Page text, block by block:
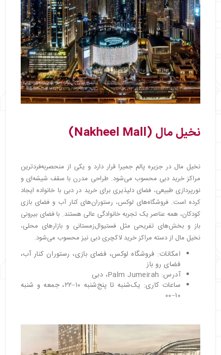
نخیل مال (Nakheel Mall)
نخیل مال در جزیره پالم جمیرا قرار دارد و یکی از منحصربه‌فردترین
مراکز خرید دبی محسوب می‌شود. طراحی مدرن با سقف شیشه‌ای و
نورپردازی طبیعی، فضای دلپذیری برای خرید در دبی با خانواده ایجاد
کرده است. فروشگاه‌های لوکس، رستوران‌های کنار آب و فضای بازی
کودکان، همه عناصر یک تجربه خانوادگی عالی هستند. با فضای بیرونی
باز و بخش‌های تفریحی مثل فستیوال‌زمستانی و بازارهای محلی،
نخیل مال از دسته مراکز خرید لاکچری دبی نیز محسوب می‌شود.
امکانات: فروشگاه لوکس، فضای بازی، رستوران کنار آب،
فضای رو باز
آدرس: Palm Jumeirah، دبی
ساعات کاری: یک‌شنبه تا پنج‌شنبه ۱۰–۲۲، جمعه و شنبه
۱۰–۰۰